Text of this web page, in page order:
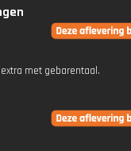
met gebarentaal.